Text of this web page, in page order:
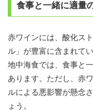
食事と一緒に適量
赤ワインには、酸化ス
ル」が豊富に含まれてい
地中海食では、食事と
あります。ただし、赤
ルによる悪影響が懸念
ょう。